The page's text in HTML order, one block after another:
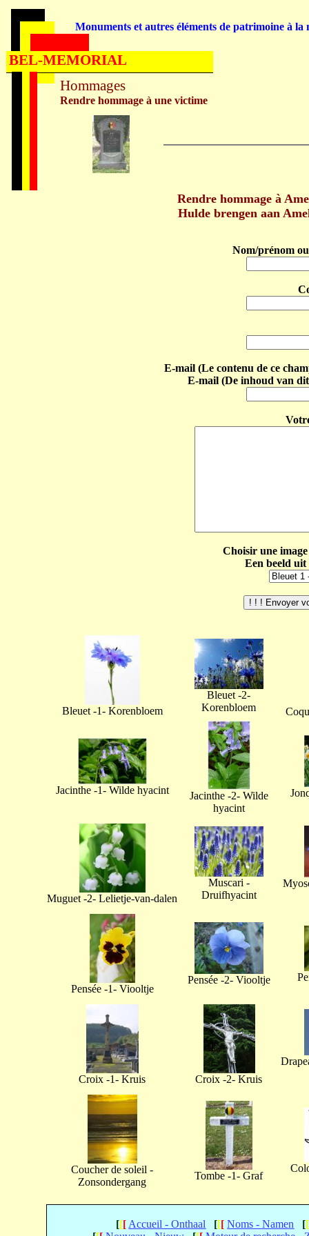
Rendre hommage à
Hulde brengen aan
Nom/prénom
E-mail (Le contenu de ce
E-mail (De inhoud van
Choisir une
Een beeld
Bleuet -1- Korenbloem
Bleuet -2-
Korenbloem
Jacinthe -1- Wilde hyacint
Jacinthe -2- Wilde
hyacint
Muguet -2- Lelietje-van-dalen
Muscari -
Druifhyacint
Pensée -1- Viooltje
Pensée -2- Viooltje
Croix -1- Kruis Croix -2- Kruis
Coucher de soleil -
Zonsondergang
Tombe -1- Graf
[[[ Accueil - Onthaal [[[ Noms - Namen [[
Hommages
Rendre hommage à une victime
Monuments et autres éléments de patrimoine à la
BEL-MEMORIAL